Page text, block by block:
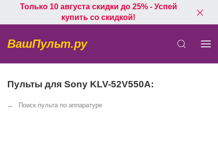
Только 10 августа скидки до 25% - Успей
купить со скидкой!
ВашПульт.ру
Пульты для Sony KLV-52V550A:
Поиск пульта по аппаратуре